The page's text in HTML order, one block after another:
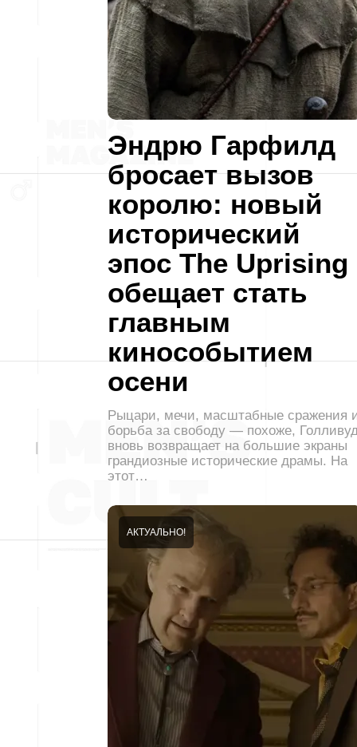
Эндрю Гарфилд
бросает вызов
королю: новый
исторический
эпос The Uprising
обещает стать
главным
кинособытием
осени
Рыцари, мечи, масштабные сражения
борьба за свободу — похоже,
вновь возвращает на большие экраны
грандиозные исторические драмы. На
этот…
АКТУАЛЬНО!